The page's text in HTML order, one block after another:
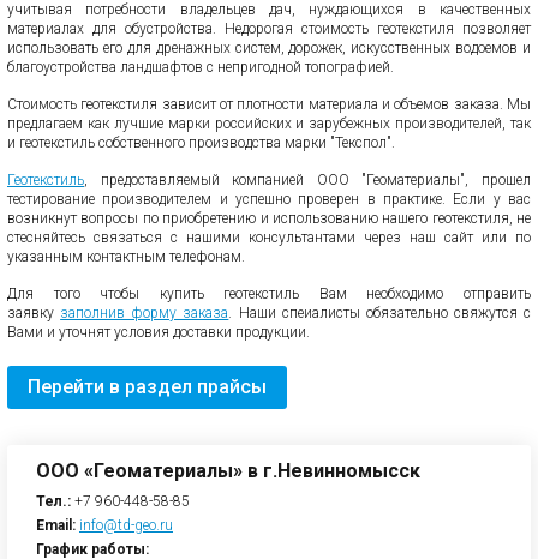
учитывая потребности владельцев дач, нуждающихся в качественных
материалах для обустройства. Недорогая стоимость геотекстиля позволяет
использовать его для дренажных систем, дорожек, искусственных водоемов и
благоустройства ландшафтов с непригодной топографией.
Стоимость геотекстиля зависит от плотности материала и объемов заказа. Мы
предлагаем как лучшие марки российских и зарубежных производителей, так
и геотекстиль собственного производства марки "Текспол".
Геотекстиль, предоставляемый компанией ООО "Геоматериалы", прошел
тестирование производителем и успешно проверен в практике. Если у вас
возникнут вопросы по приобретению и использованию нашего геотекстиля, не
стесняйтесь связаться с нашими консультантами через наш сайт или по
указанным контактным телефонам.
Для того чтобы купить геотекстиль Вам необходимо отправить
заявку заполнив форму заказа. Наши спеиалисты обязательно свяжутся с
Вами и уточнят условия доставки продукции.
Перейти в раздел прайсы
ООО «Геоматериалы» в г.Невинномысск
Тел.: +7 960-448-58-85
Email: info@td-geo.ru
График работы: